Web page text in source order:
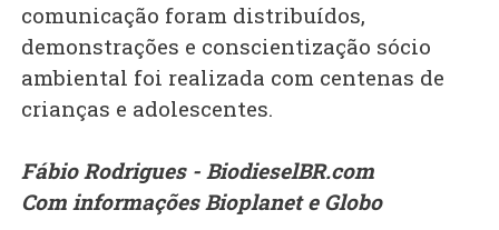
comunicação foram distribuídos,
demonstrações e conscientização sócio
ambiental foi realizada com centenas de
crianças e adolescentes.
Fábio Rodrigues - BiodieselBR.com
Com informações Bioplanet e Globo